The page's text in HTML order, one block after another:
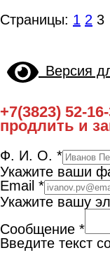
Страницы: 1 2 3
Версия
+7(3823) 52-
продлить и
Ф. И. О. *
Укажите ваши
Email *
Укажите вашу
Сообщение *
Введите текст